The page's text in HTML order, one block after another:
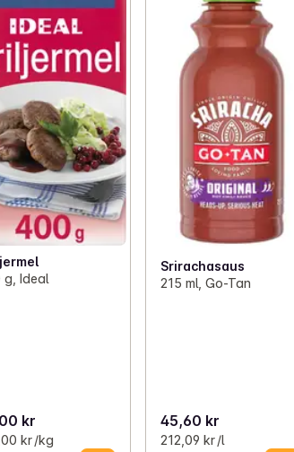
g, Ideal
kr
kr /kg
Srirachasaus
215 ml, Go-Tan
45,60 kr
212,09 kr /l